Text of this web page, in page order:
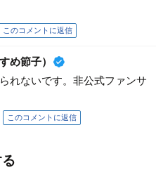
このコメントに返信
め節子）
れないです。非公式ファンサ
このコメントに返信